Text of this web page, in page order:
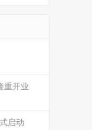
重开业
启动